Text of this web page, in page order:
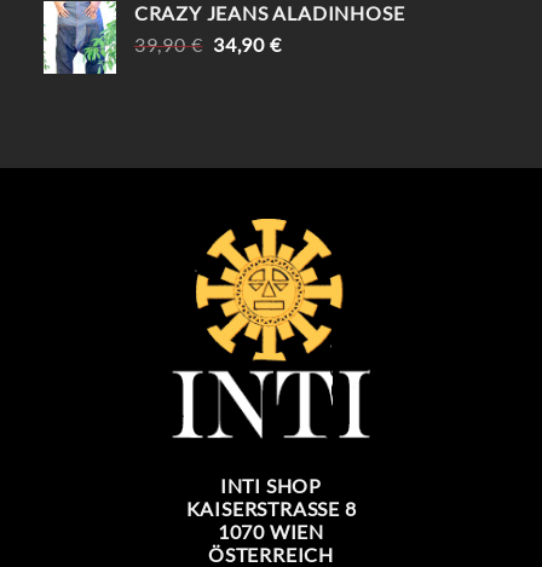
CRAZY JEANS ALADINHOSE
39,90€ URSPRÜNGLICHER
34,90 €AKTUELLER
INTI SHOP
KAISERSTRASSE 8
1070 WIEN
ÖSTERREICH